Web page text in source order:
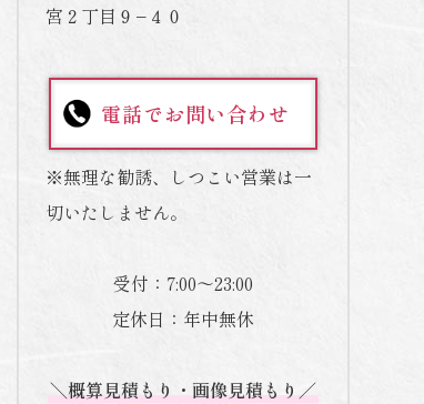
宮２丁目９−４０
電話でお問い合わせ
※無理な勧誘、しつこい営業は一
切いたしません。
受付：7:00～23:00
定休日：年中無休
＼概算見積もり・画像見積もり／